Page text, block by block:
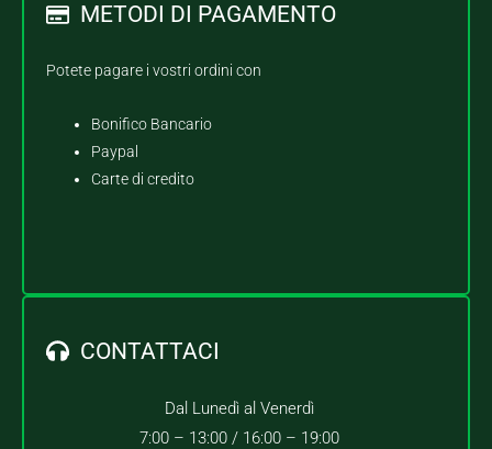
METODI DI PAGAMENTO
Potete pagare i vostri ordini con
Bonifico Bancario
Paypal
Carte di credito
CONTATTACI
Dal Lunedì al Venerdì
7:00 – 13:00 / 16:00 – 19:00